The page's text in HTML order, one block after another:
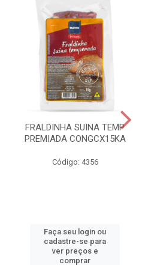
FRALDINHA SUINA TEMP
PREMIADA CONGCX15KA
Código: 4356
Faça seu login ou
cadastre-se para
ver preços e
comprar